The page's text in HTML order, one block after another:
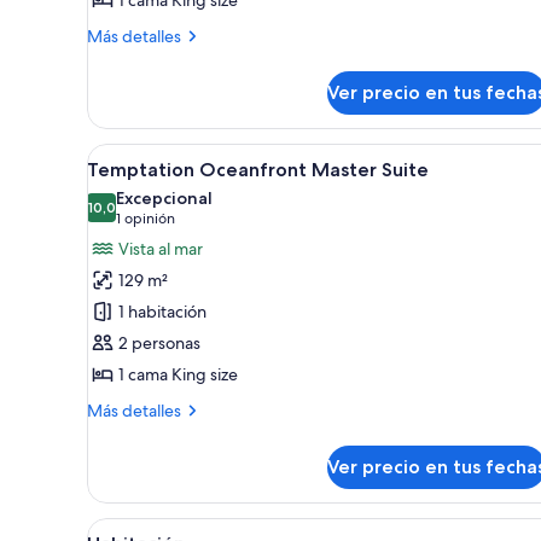
Más detalles
Más
Beachfront
Suite
Ver precio en tus
Ver
todas
las
fotos
de
Temptation
Oceanfront
Master
Suite
Una habitación de hotel
5
Temptation Oceanfront Master Suite
10,010,0 de 10
Excepcional
1 opinión
(1
opinión)
Vista al mar
129 m²
1 habitación
2 personas
1 cama King size
Más detalles
Más
Oceanfront
Master
Ver precio en tus
Ver
Habitación de hotel moderna